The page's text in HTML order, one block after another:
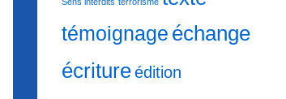
témoignage échange
écritureédition